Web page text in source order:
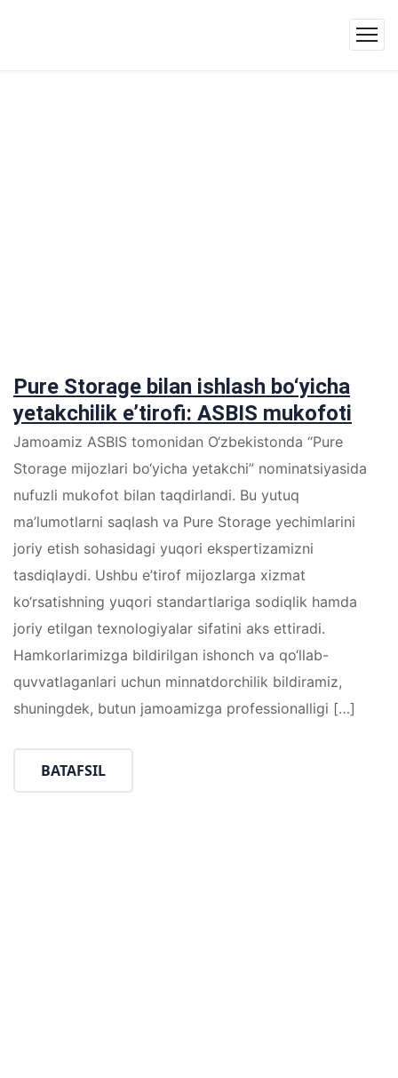
Pure Storage bilan ishlash bo‘yicha
yetakchilik e’tirofi: ASBIS mukofoti
Jamoamiz ASBIS tomonidan O‘zbekistonda “Pure
Storage mijozlari bo‘yicha yetakchi” nominatsiyasida
nufuzli mukofot bilan taqdirlandi. Bu yutuq
ma’lumotlarni saqlash va Pure Storage yechimlarini
joriy etish sohasidagi yuqori ekspertizamizni
tasdiqlaydi. Ushbu e’tirof mijozlarga xizmat
ko‘rsatishning yuqori standartlariga sodiqlik hamda
joriy etilgan texnologiyalar sifatini aks ettiradi.
Hamkorlarimizga bildirilgan ishonch va qo‘llab-
quvvatlaganlari uchun minnatdorchilik bildiramiz,
shuningdek, butun jamoamizga professionalligi […]
BATAFSIL